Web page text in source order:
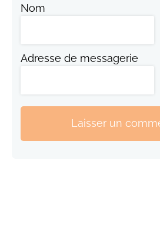
Nom
Adresse de messagerie
Laisser un